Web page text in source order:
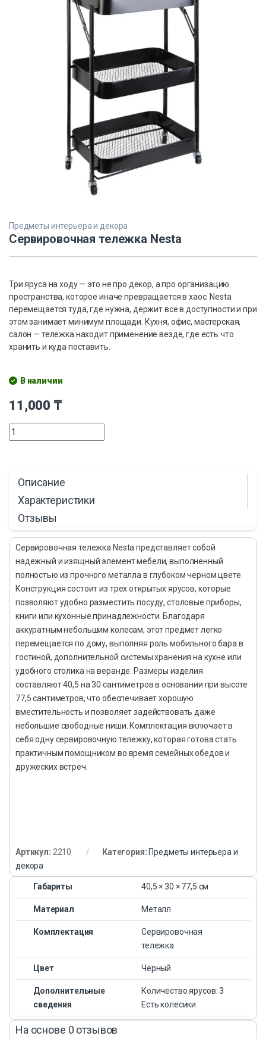
Предметы интерьера и декора
Сервировочная тележка Nesta
Три яруса на ходу — это не про декор, а про организацию
пространства, которое иначе превращается в хаос. Nesta
перемещается туда, где нужна, держит всё в доступности и при
этом занимает минимум площади. Кухня, офис, мастерская,
салон — тележка находит применение везде, где есть что
хранить и куда поставить.
В наличии
11,000 ₸
Описание
Характеристики
Отзывы
Сервировочная тележка Nesta представляет собой
надежный и изящный элемент мебели, выполненный
полностью из прочного металла в глубоком черном цвете.
Конструкция состоит из трех открытых ярусов, которые
позволяют удобно разместить посуду, столовые приборы,
книги или кухонные принадлежности. Благодаря
аккуратным небольшим колесам, этот предмет легко
перемещается по дому, выполняя роль мобильного бара в
гостиной, дополнительной системы хранения на кухне или
удобного столика на веранде. Размеры изделия
составляют 40,5 на 30 сантиметров в основании при высоте
77,5 сантиметров, что обеспечивает хорошую
вместительность и позволяет задействовать даже
небольшие свободные ниши. Комплектация включает в
себя одну сервировочную тележку, которая готова стать
практичным помощником во время семейных обедов и
дружеских встреч.
Артикул: 2210 Категория: Предметы интерьера и
декора
Габариты 40,5 × 30 × 77,5 см
Материал Металл
Комплектация
Сервировочная
тележка
Цвет Черный
Дополнительные
сведения
Количество ярусов: 3
Есть колесики
На основе 0 отзывов